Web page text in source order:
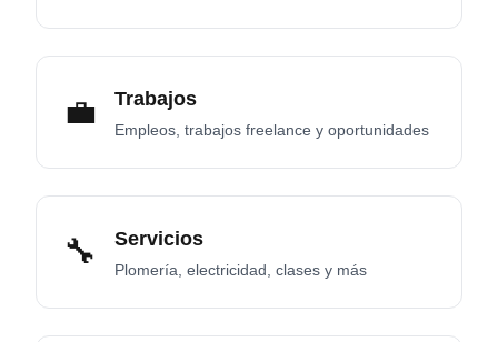
💼 Trabajos
Empleos, trabajos freelance y oportunidades
🔧 Servicios
Plomería, electricidad, clases y más